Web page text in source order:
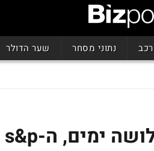
רכב נתוני מסחר שער הדולר
יום אדום בוול סטריט: לאחר ראלי של שלושה ימים, ה-s&p